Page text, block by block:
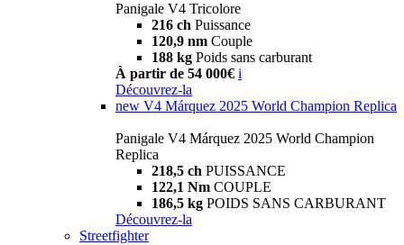
Panigale V4 Tricolore
216 ch Puissance
120,9 nm Couple
188 kg Poids sans carburant
À partir de 54 000€ i
Découvrez-la
new V4 Márquez 2025 World Champion Replica
Panigale V4 Márquez 2025 World Champion
Replica
218,5 ch PUISSANCE
122,1 Nm COUPLE
186,5 kg POIDS SANS CARBURANT
Découvrez-la
Streetfighter